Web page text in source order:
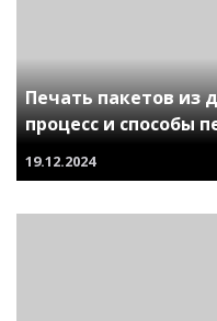
Печать пакетов из
процесс и способы
19.12.2024